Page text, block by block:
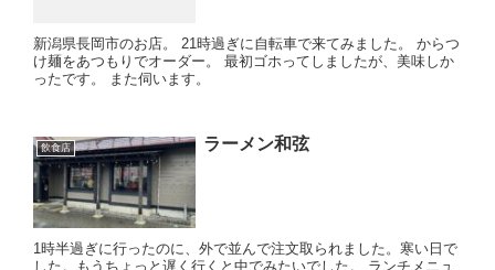
新潟県長岡市のお店。 21時過ぎに自転車で来てみました。 からつ
け麺をあつもりでオーダー。 最初ゴホってしましたが、美味しか
ったです。 また伺います。
飲食店 ラーメン和弦
1時半過ぎに行ったのに、外で並んで注文取られました。寒い日で
した。もうちょっと遅く行くと中でみたいでした。 ランチメニュ